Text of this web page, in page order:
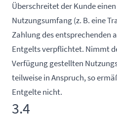
Überschreitet der Kunde
Nutzungsumfang (z. B. eine
Zahlung des entsprechenden
Entgelts verpflichtet. Nimmt
Verfügung gestellten
teilweise in Anspruch, so
Entgelte nicht.
3.4